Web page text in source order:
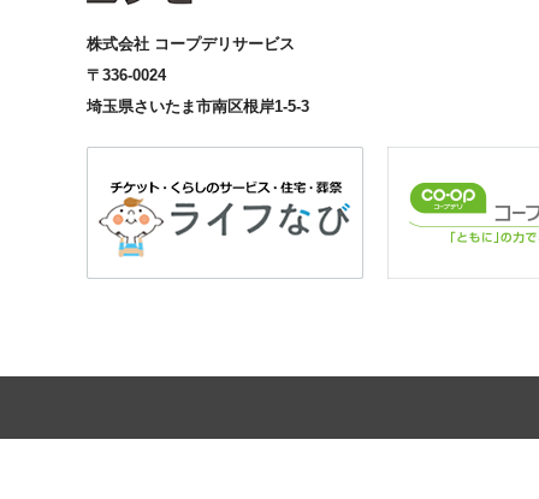
株式会社 コープデリサービス
〒336-0024
埼玉県さいたま市南区根岸1-5-3